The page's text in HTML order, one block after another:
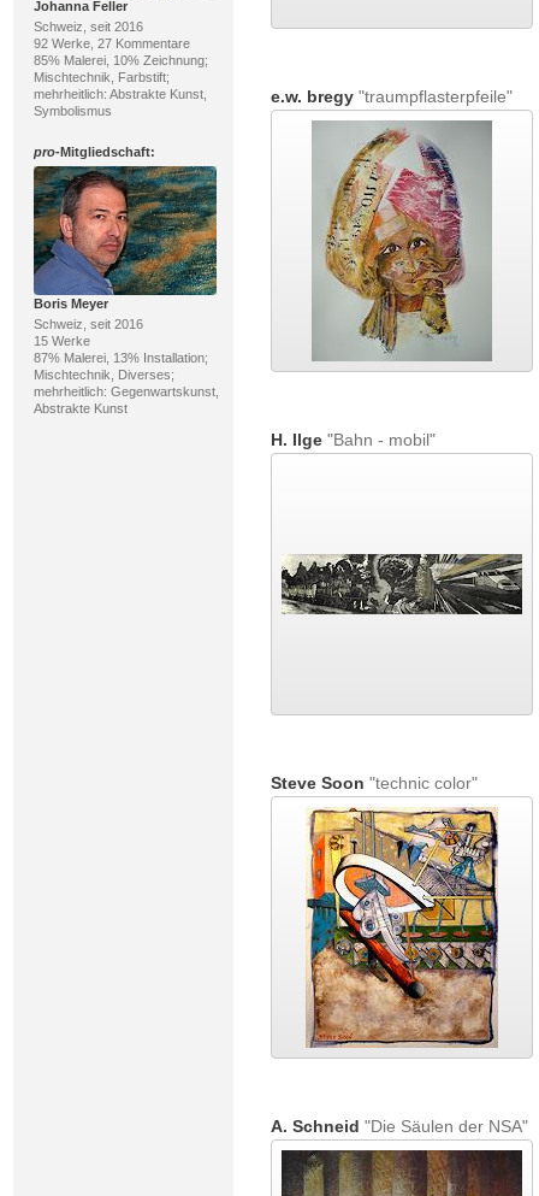
Johanna Feller
Schweiz, seit 2016
92 Werke, 27 Kommentare
85% Malerei, 10% Zeichnung;
Mischtechnik, Farbstift;
mehrheitlich: Abstrakte Kunst,
Symbolismus
pro-Mitgliedschaft:
Boris Meyer
Schweiz, seit 2016
15 Werke
87% Malerei, 13% Installation;
Mischtechnik, Diverses;
mehrheitlich: Gegenwartskunst,
Abstrakte Kunst
e.w. bregy"traumpflasterpfeile"
H. Ilge"Bahn - mobil"
Steve Soon "technic color"
A. Schneid "Die Säulen der NSA"